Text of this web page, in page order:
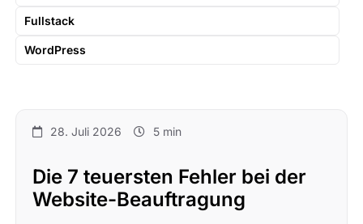
Fullstack
WordPress
28. Juli 2026 5 min
Die 7 teuersten Fehler bei der
Website-Beauftragung